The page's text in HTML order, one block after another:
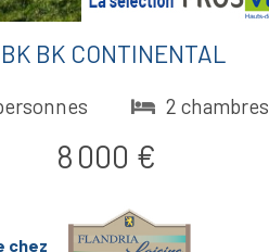
- BK BK CONTINENTAL
2 chambres
8 000 €
chez